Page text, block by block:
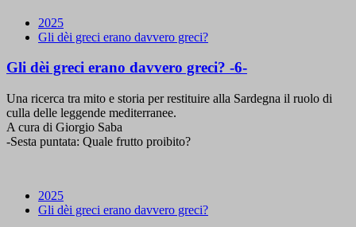
2025
Gli dèi greci erano davvero greci?
Gli dèi greci erano davvero greci? -6-
Una ricerca tra mito e storia per restituire alla Sardegna il ruolo di
culla delle leggende mediterranee.
A cura di Giorgio Saba
-Sesta puntata: Quale frutto proibito?
2025
Gli dèi greci erano davvero greci?